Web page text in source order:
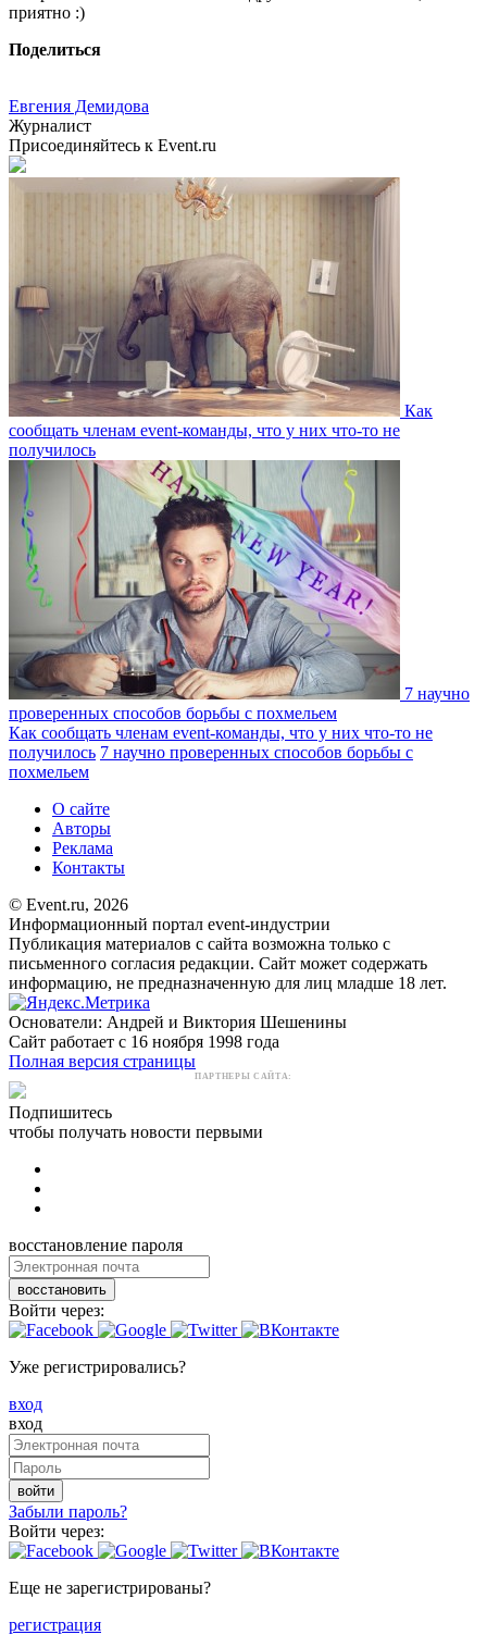
приятно :)
Поделиться
Евгения Демидова
Журналист
Присоединяйтесь к Event.ru
Как
сообщать членам event-команды, что у них что-то не
получилось
7 научно
проверенных способов борьбы с похмельем
Как сообщать членам event-команды, что у них что-то не
получилось 7 научно проверенных способов борьбы с
похмельем
О сайте
Авторы
Реклама
Контакты
© Event.ru, 2026
Информационный портал event-индустрии
Публикация материалов с сайта возможна только с
письменного согласия редакции. Сайт может содержать
информацию, не предназначенную для лиц младше 18 лет.
Основатели: Андрей и Виктория Шешенины
Сайт работает с 16 ноября 1998 года
Полная версия страницы
ПАРТНЕРЫ САЙТА:
Подпишитесь
чтобы получать новости первыми
восстановление пароля
восстановить
Войти через:
Уже регистрировались?
вход
вход
войти
Забыли пароль?
Войти через:
Еще не зарегистрированы?
регистрация